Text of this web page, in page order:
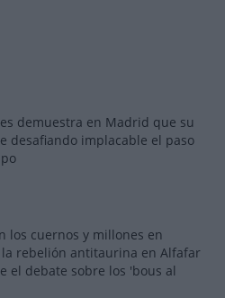
demuestra en Madrid que su
desafiando implacable el paso
los cuernos y millones en
la rebelión antitaurina en Alfafar
el debate sobre los 'bous al